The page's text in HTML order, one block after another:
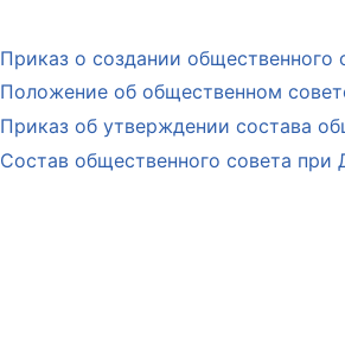
Приказ о создании общественного
Положение об общественном
Приказ об утверждении состава
Состав общественного совета при